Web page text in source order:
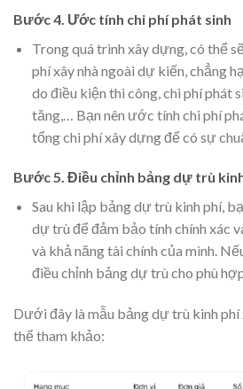
Bước 4. Ước tính chi phí phát sinh
Trong quá trình xây dựng, có thể
phí xây nhà ngoài dự kiến, chẳng
do điều kiện thi công, chi phí phát
tăng,… Bạn nên ước tính chi phí
tổng chi phí xây dựng để có sự
Bước 5. Điều chỉnh bảng dự trù
Sau khi lập bảng dự trù kinh phí,
dự trù để đảm bảo tính chính xác
và khả năng tài chính của mình.
điều chỉnh bảng dự trù cho phù
Dưới đây là mẫu bảng dự trù kinh phí
thể tham khảo: